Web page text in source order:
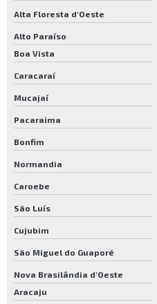
Alta Floresta d'Oeste
Alto Paraíso
Boa Vista
Caracaraí
Mucajaí
Pacaraima
Bonfim
Normandia
Caroebe
São Luís
Cujubim
São Miguel do Guaporé
Nova Brasilândia d'Oeste
Aracaju